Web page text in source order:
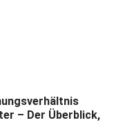
– Der Überblick,